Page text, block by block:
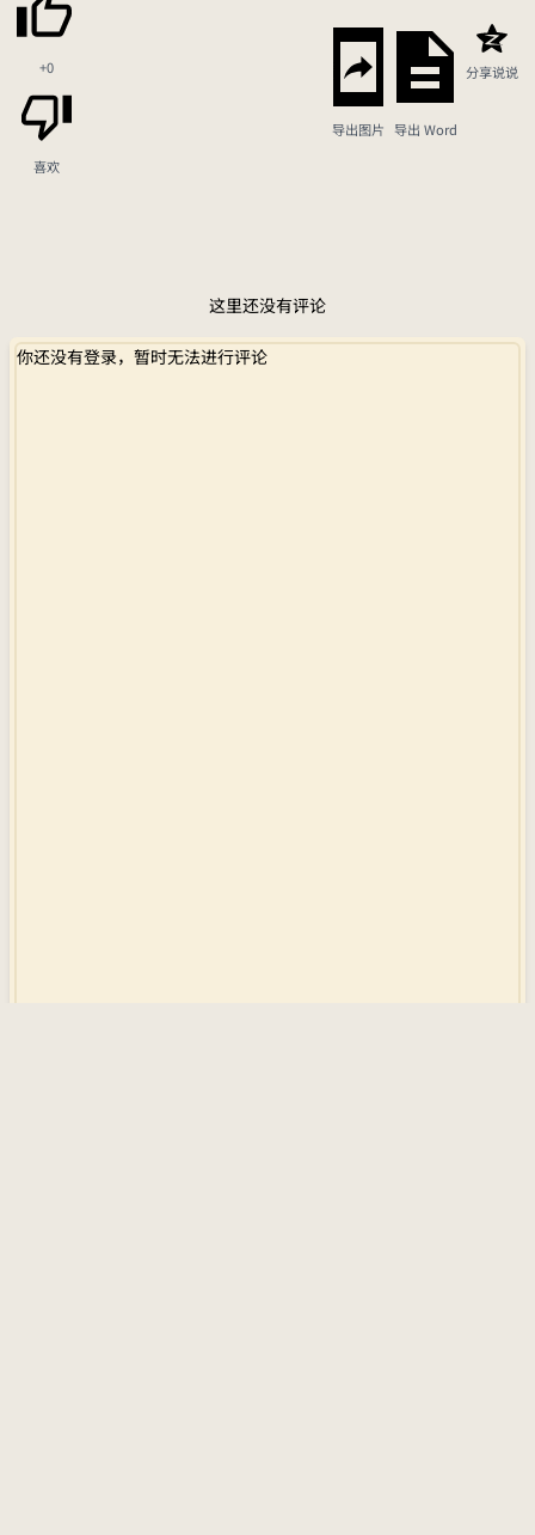
+0
喜欢
导出图片 导出 Word
分享说说
这里还没有评论
你还没有登录，暂时无法进行评论